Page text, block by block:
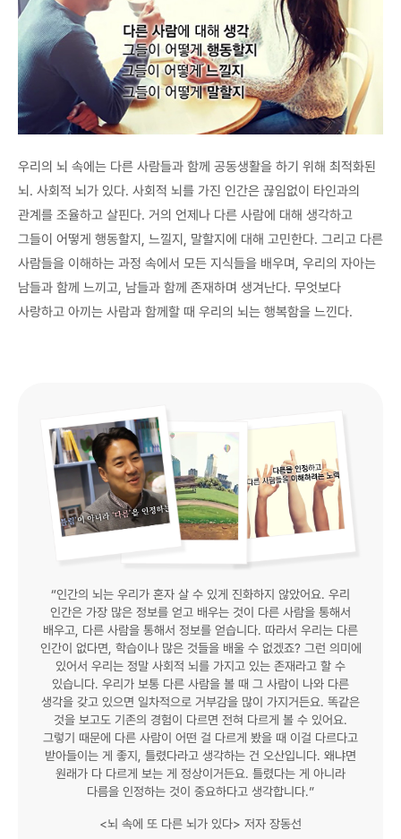
우리의 뇌 속에는 다른 사람들과 함께 공동생활을 하기 위해 최적화된
뇌. 사회적 뇌가 있다. 사회적 뇌를 가진 인간은 끊임없이 타인과의
관계를 조율하고 살핀다. 거의 언제나 다른 사람에 대해 생각하고
그들이 어떻게 행동할지, 느낄지, 말할지에 대해 고민한다. 그리고 다른
사람들을 이해하는 과정 속에서 모든 지식들을 배우며, 우리의 자아는
남들과 함께 느끼고, 남들과 함께 존재하며 생겨난다. 무엇보다
사랑하고 아끼는 사람과 함께할 때 우리의 뇌는 행복함을 느낀다.
“인간의 뇌는 우리가 혼자 살 수 있게 진화하지 않았어요. 우리
인간은 가장 많은 정보를 얻고 배우는 것이 다른 사람을 통해서
배우고, 다른 사람을 통해서 정보를 얻습니다. 따라서 우리는 다른
인간이 없다면, 학습이나 많은 것들을 배울 수 없겠죠? 그런 의미에
있어서 우리는 정말 사회적 뇌를 가지고 있는 존재라고 할 수
있습니다. 우리가 보통 다른 사람을 볼 때 그 사람이 나와 다른
생각을 갖고 있으면 일차적으로 거부감을 많이 가지거든요. 똑같은
것을 보고도 기존의 경험이 다르면 전혀 다르게 볼 수 있어요.
그렇기 때문에 다른 사람이 어떤 걸 다르게 봤을 때 이걸 다르다고
받아들이는 게 좋지, 틀렸다라고 생각하는 건 오산입니다. 왜냐면
원래가 다 다르게 보는 게 정상이거든요. 틀렸다는 게 아니라
다름을 인정하는 것이 중요하다고 생각합니다.”
<뇌 속에 또 다른 뇌가 있다> 저자 장동선